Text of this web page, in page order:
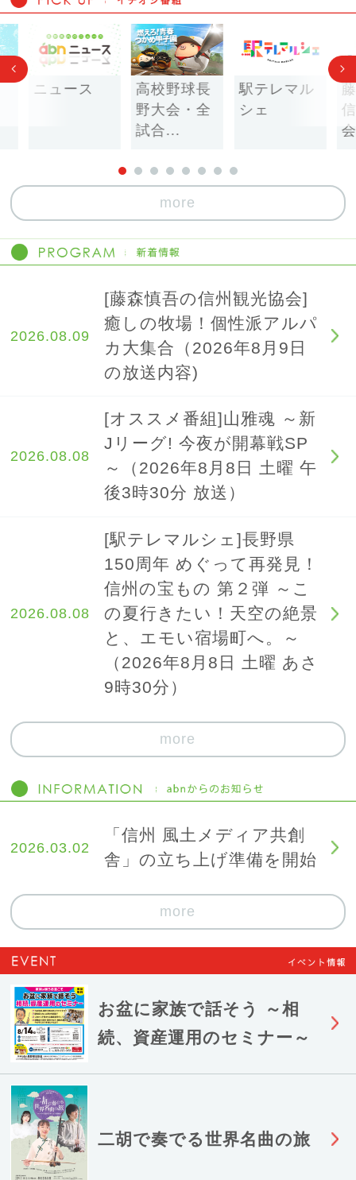
ニュース
高校野球長
野大会・全
試合...
駅テレマル
シェ
more
2026.08.09
[藤森慎吾の信州観光協会]
癒しの牧場！個性派アルパ
カ大集合（2026年8月9日
の放送内容)
2026.08.08
[オススメ番組]山雅魂 ～新
Jリーグ! 今夜が開幕戦SP
～（2026年8月8日 土曜 午
後3時30分 放送）
2026.08.08
[駅テレマルシェ]長野県
150周年 めぐって再発見！
信州の宝もの 第２弾 ～こ
の夏行きたい！天空の絶景
と、エモい宿場町へ。～
（2026年8月8日 土曜 あさ
9時30分）
more
2026.03.02
「信州 風土メディア共創
舎」の立ち上げ準備を開始
more
お盆に家族で話そう ～相
続、資産運用のセミナー～
二胡で奏でる世界名曲の旅